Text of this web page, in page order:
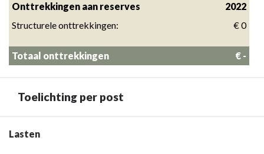
Onttrekkingen aan reserves
2022
Structurele onttrekkingen:
€ 0
Totaal onttrekkingen € -
Toelichting per post
Terug
Lasten